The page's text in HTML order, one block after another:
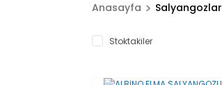
Anasayfa Salyangozlar
Stoktakiler